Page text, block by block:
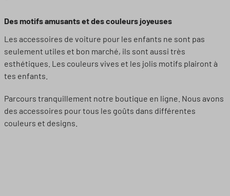
Des motifs amusants et des couleurs joyeuses
Les accessoires de voiture pour les enfants ne sont pas
seulement utiles et bon marché, ils sont aussi très
esthétiques. Les couleurs vives et les jolis motifs plairont à
tes enfants.
Parcours tranquillement notre boutique en ligne. Nous avons
des accessoires pour tous les goûts dans différentes
couleurs et designs.